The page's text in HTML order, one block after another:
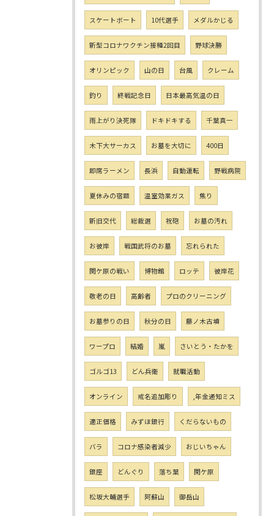
スケートボート 10代選手 メダルかじる
新型コロナワクチン接種2回目 野球決勝
オリンピック 山の日 台風 クレーム
釣り 終戦記念日 日本最高気温の日
雨上がり決死隊 ドキドキする 千葉真一
木下大サーカス お墓を大切に 400日
即席ラーメン 長浜 自動運転 野戦病院
夏休みの宿題 温室効果ガス 焦り
新旧交代 総裁選 祝砲 お墓の汚れ
お彼岸 戦国武将のお墓 忘れられた
関ケ原の戦い 博物館 ロッテ 彼岸花
敬老の日 高齢者 プロのクリーニング
お墓参りの日 秋分の日 藤ノ木古墳
ワープロ 結婚 嵐 さいとう・たかを
ゴルゴ13 どん兵衛 就職活動
オンライン 戒名追加彫り ,年金通知ミス
適正価格 みずほ銀行 くだらないもの
バラ コロナ感染者減少 おじいちゃん
銀座 どんぐり 落ち葉 関ケ原
松坂大輔選手 阿蘇山 御岳山